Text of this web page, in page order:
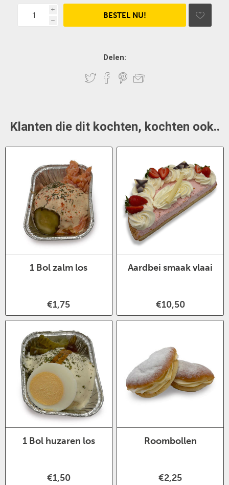
i
h
Delen:
Klanten die dit kochten, kochten ook..
1 Bol zalm los
€1,75
Aardbei smaak vlaai
€10,50
1 Bol huzaren los
€1,50
Roombollen
€2,25